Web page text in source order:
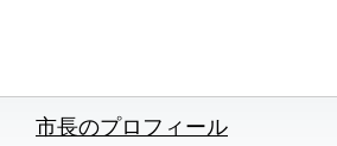
市長のプロフィール